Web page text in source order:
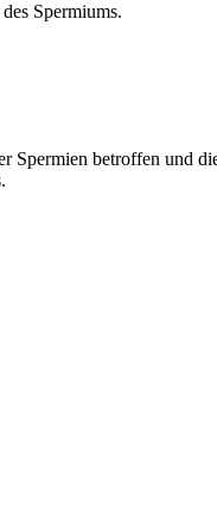
Spermiums.
Spermien betroffen und